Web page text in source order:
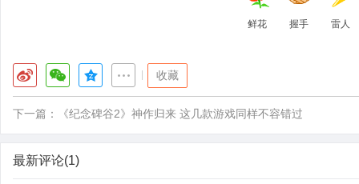
鲜花 握手 雷人
收藏
下一篇： 《纪念碑谷2》神作归来 这几款游戏同样不容错过
最新评论(1)